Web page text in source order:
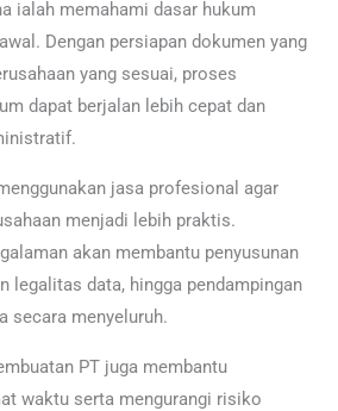
ialah memahami dasar hukum
Dengan persiapan dokumen yang
yang sesuai, proses
dapat berjalan lebih cepat dan
jasa profesional agar
menjadi lebih praktis.
akan membantu penyusunan
legalitas data, hingga pendampingan
secara menyeluruh.
PT juga membantu
waktu serta mengurangi risiko